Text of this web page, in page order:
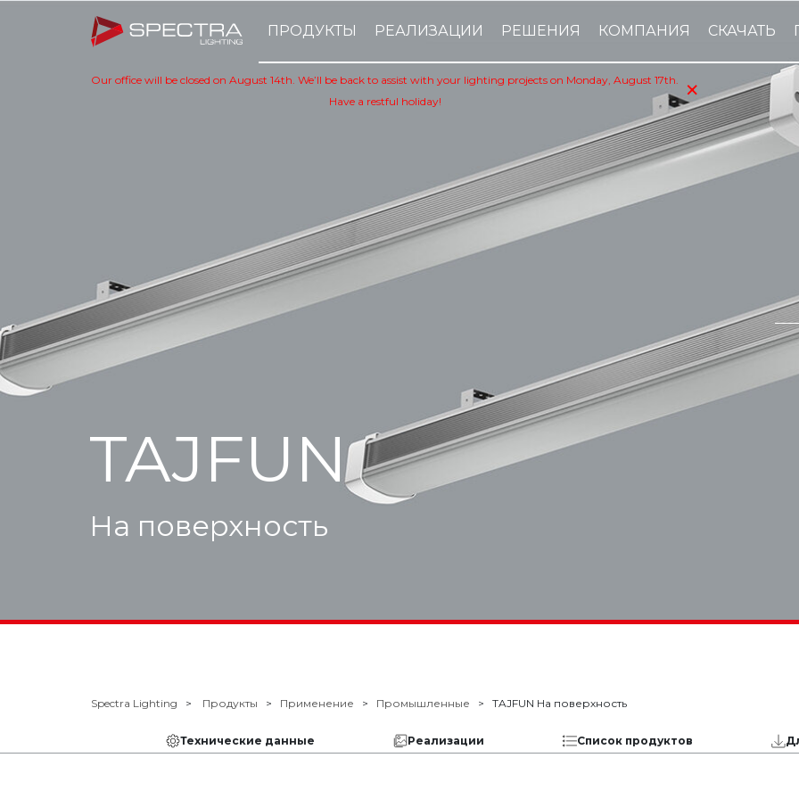
ПРОДУКТЫ РЕАЛИЗАЦИИ РЕШЕНИЯ КОМПАНИЯ СКАЧАТЬ
Our office will be closed on August 14th. We’ll be back to assist with your lighting projects on Monday, August 17th.
Have a restful holiday!
×
TAJFUN
На поверхность
Spectra Lighting Продукты Применение Промышленные TAJFUN На поверхность
Технические данные Реализации Список продуктов